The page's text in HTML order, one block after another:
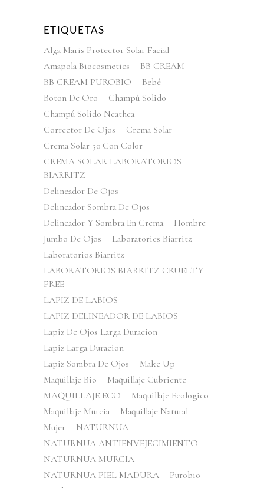
ETIQUETAS
Alga Maris Protector Solar Facial
Amapola Biocosmetics
BB CREAM
BB CREAM PUROBIO
Bebé
Boton De Oro
Champú Solido
Champú Solido Neathea
Corrector De Ojos
Crema Solar
Crema Solar 50 Con Color
CREMA SOLAR LABORATORIOS
BIARRITZ
Delineador De Ojos
Delineador Sombra De Ojos
Delineador Y Sombra En Crema
Hombre
Jumbo De Ojos
Laboratories Biarritz
Laboratorios Biarritz
LABORATORIOS BIARRITZ CRUELTY
FREE
LAPIZ DE LABIOS
LAPIZ DELINEADOR DE LABIOS
Lapiz De Ojos Larga Duracion
Lapiz Larga Duracion
Lapiz Sombra De Ojos
Make Up
Maquillaje Bio
Maquillaje Cubriente
MAQUILLAJE ECO
Maquillaje Ecologico
Maquillaje Murcia
Maquillaje Natural
Mujer
NATURNUA
NATURNUA ANTIENVEJECIMIENTO
NATURNUA MURCIA
NATURNUA PIEL MADURA
Purobio